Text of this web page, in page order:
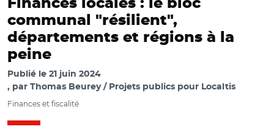
Finances locales : le bloc
communal "résilient",
départements et régions à la
peine
Publié le 21 juin 2024
par Thomas Beurey / Projets publics pour Localtis
Finances et fiscalité